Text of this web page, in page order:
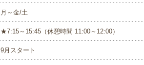
月～金/土
★7:15～15:45（休憩時間 11:00～12:00）
9月スタート